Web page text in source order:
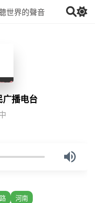
广播电台
河南